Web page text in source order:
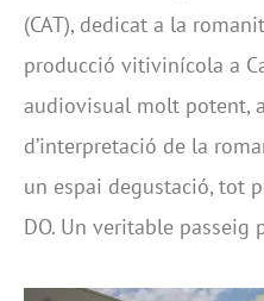
(CAT), dedicat a la
producció vitivinícola a
audiovisual molt potent,
d’interpretació de la
un espai degustació, tot
DO. Un veritable passeig